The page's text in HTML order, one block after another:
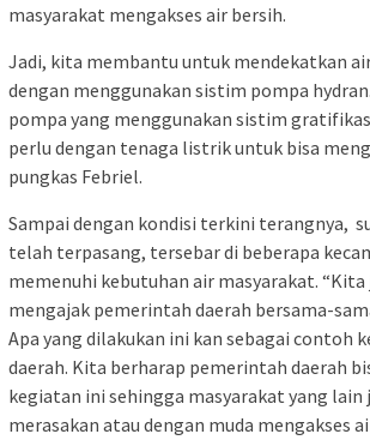
masyarakat mengakses air bersih.
Jadi, kita membantu untuk mendekatkan
dengan menggunakan sistim pompa
pompa yang menggunakan sistim
perlu dengan tenaga listrik untuk bisa
pungkas Febriel.
Sampai dengan kondisi terkini terangnya,
telah terpasang, tersebar di beberapa
memenuhi kebutuhan air masyarakat.
mengajak pemerintah daerah bersama-
Apa yang dilakukan ini kan sebagai contoh
daerah. Kita berharap pemerintah daerah
kegiatan ini sehingga masyarakat yang lain
merasakan atau dengan muda mengakses